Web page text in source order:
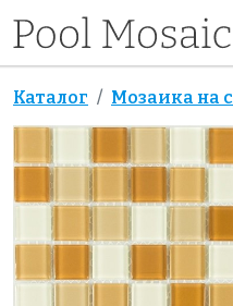
Каталог Мозаика на